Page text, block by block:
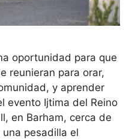
oportunidad para que
reunieran para orar,
y aprender
evento Ijtima del Reino
en Barham, cerca de
pesadilla el